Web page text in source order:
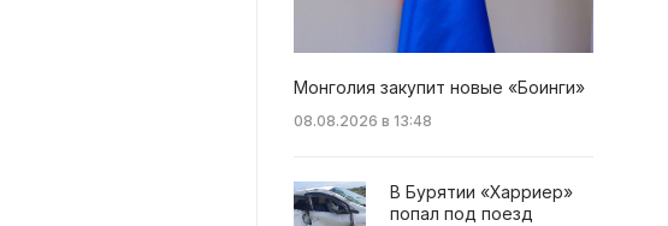
Монголия закупит новые «Боинги»
08.08.2026 в 13:48
В Бурятии «Харриер»
попал под поезд